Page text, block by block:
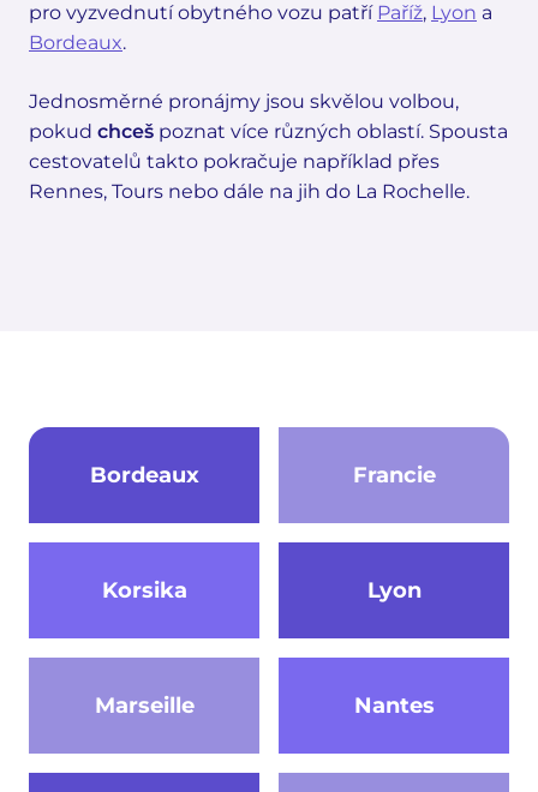
pro vyzvednutí obytného vozu patří Paříž, Lyon a
Bordeaux.
Jednosměrné pronájmy jsou skvělou volbou,
pokud chceš poznat více různých oblastí. Spousta
cestovatelů takto pokračuje například přes
Rennes, Tours nebo dále na jih do La Rochelle.
Bordeaux Francie
Korsika Lyon
Marseille Nantes